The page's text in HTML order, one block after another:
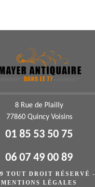
8 Rue de Plailly
77860 Quincy Voisins
01 85 53 50 75
06 07 49 00 89
TOUT DROIT RÉSERVÉ -
MENTIONS LÉGALES